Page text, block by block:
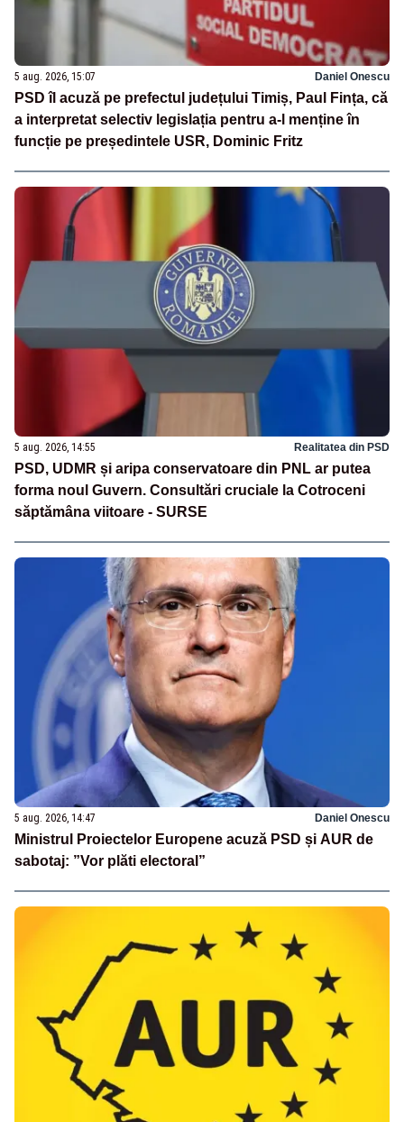
5 aug. 2026, 15:07 Daniel Onescu
PSD îl acuză pe prefectul județului Timiș, Paul Fința, că
a interpretat selectiv legislația pentru a-l menține în
funcție pe președintele USR, Dominic Fritz
5 aug. 2026, 14:55 Realitatea din PSD
PSD, UDMR și aripa conservatoare din PNL ar putea
forma noul Guvern. Consultări cruciale la Cotroceni
săptămâna viitoare - SURSE
5 aug. 2026, 14:47 Daniel Onescu
Ministrul Proiectelor Europene acuză PSD și AUR de
sabotaj: ”Vor plăti electoral”